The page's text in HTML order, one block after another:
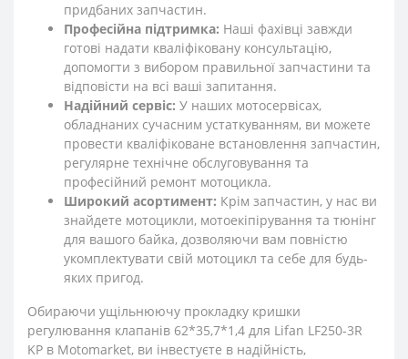
придбаних запчастин.
Професійна підтримка: Наші фахівці завжди
готові надати кваліфіковану консультацію,
допомогти з вибором правильної запчастини та
відповісти на всі ваші запитання.
Надійний сервіс: У наших мотосервісах,
обладнаних сучасним устаткуванням, ви можете
провести кваліфіковане встановлення запчастин,
регулярне технічне обслуговування та
професійний ремонт мотоцикла.
Широкий асортимент: Крім запчастин, у нас ви
знайдете мотоцикли, мотоекіпірування та тюнінг
для вашого байка, дозволяючи вам повністю
укомплектувати свій мотоцикл та себе для будь-
яких пригод.
Обираючи ущільнюючу прокладку кришки
регулювання клапанів 62*35,7*1,4 для Lifan LF250-3R
KP в Motomarket, ви інвестуєте в надійність,